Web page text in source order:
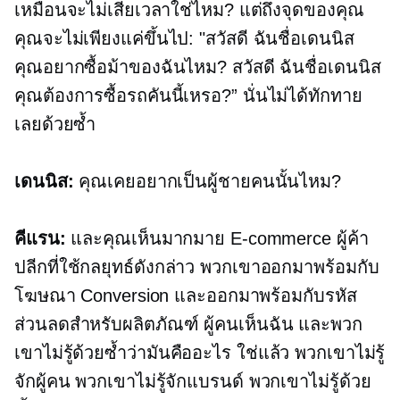
เหมือนจะไม่เสียเวลาใช่ไหม? แต่ถึงจุดของคุณ
คุณจะไม่เพียงแค่ขึ้นไป: "สวัสดี ฉันชื่อเดนนิส
คุณอยากซื้อม้าของฉันไหม? สวัสดี ฉันชื่อเดนนิส
คุณต้องการซื้อรถคันนี้เหรอ?” นั่นไม่ได้ทักทาย
เลยด้วยซ้ำ
เดนนิส: คุณเคยอยากเป็นผู้ชายคนนั้นไหม?
คีแรน: และคุณเห็นมากมาย E-commerceผู้ค้า
ปลีกที่ใช้กลยุทธ์ดังกล่าว พวกเขาออกมาพร้อมกับ
โฆษณา Conversion และออกมาพร้อมกับรหัส
ส่วนลดสำหรับผลิตภัณฑ์ ผู้คนเห็นฉัน และพวก
เขาไม่รู้ด้วยซ้ำว่ามันคืออะไร ใช่แล้ว พวกเขาไม่รู้
จักผู้คน พวกเขาไม่รู้จักแบรนด์ พวกเขาไม่รู้ด้วย